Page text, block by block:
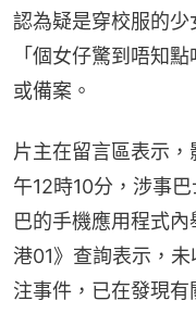
認為疑是穿校服的少
「個女仔驚到唔知
或備案。
片主在留言區表示
午12時10分，涉事
巴的手機應用程式
港01》查詢表示，
注事件，已在發現